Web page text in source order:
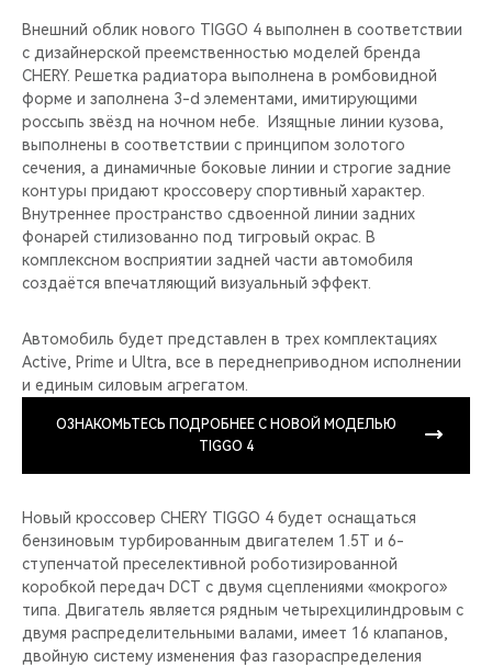
Внешний облик нового TIGGO 4 выполнен в соответствии
с дизайнерской преемственностью моделей бренда
CHERY. Решетка радиатора выполнена в ромбовидной
форме и заполнена 3-d элементами, имитирующими
россыпь звёзд на ночном небе. Изящные линии кузова,
выполнены в соответствии с принципом золотого
сечения, а динамичные боковые линии и строгие задние
контуры придают кроссоверу спортивный характер.
Внутреннее пространство сдвоенной линии задних
фонарей стилизованно под тигровый окрас. В
комплексном восприятии задней части автомобиля
создаётся впечатляющий визуальный эффект.
Автомобиль будет представлен в трех комплектациях
Active, Prime и Ultra, все в переднеприводном исполнении
и единым силовым агрегатом.
ОЗНАКОМЬТЕСЬ ПОДРОБНЕЕ C НОВОЙ МОДЕЛЬЮ
TIGGO 4
Новый кроссовер CHERY TIGGO 4 будет оснащаться
бензиновым турбированным двигателем 1.5T и 6-
ступенчатой преселективной роботизированной
коробкой передач DCT с двумя сцеплениями «мокрого»
типа. Двигатель является рядным четырехцилиндровым с
двумя распределительными валами, имеет 16 клапанов,
двойную систему изменения фаз газораспределения